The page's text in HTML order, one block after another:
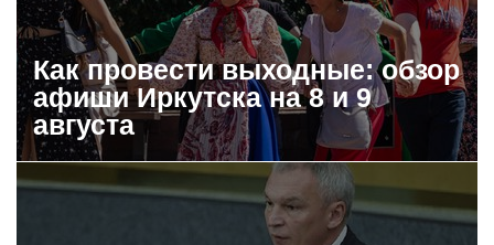
Как провести выходные: обзор
афиши Иркутска на 8 и 9
августа